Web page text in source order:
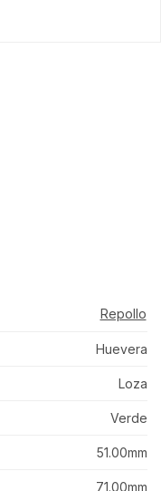
Repollo
Huevera
Loza
Verde
51.00mm
71.00mm